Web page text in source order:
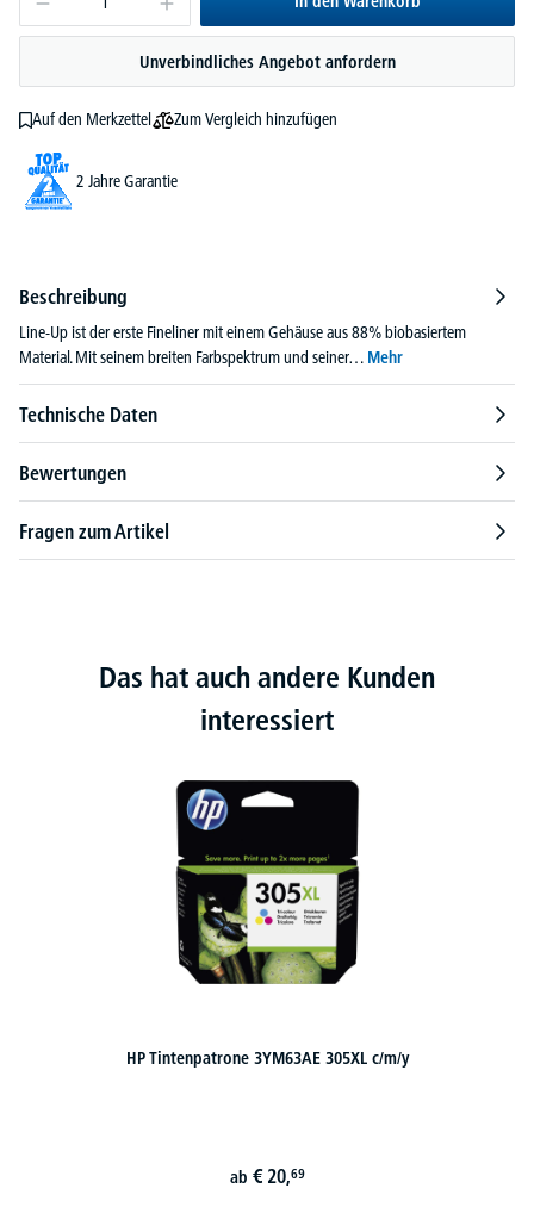
Unverbindliches Angebot anfordern
Auf den Merkzettel Zum Vergleich hinzufügen
2 Jahre Garantie
Beschreibung
Line-Up ist der erste Fineliner mit einem Gehäuse aus 88% biobasiertem
Material. Mit seinem breiten Farbspektrum und seiner… Mehr
Technische Daten
Bewertungen
Fragen zum Artikel
Das hat auch andere Kunden
interessiert
HP Tintenpatrone 3YM63AE 305XL c/m/y
ab € 20,69